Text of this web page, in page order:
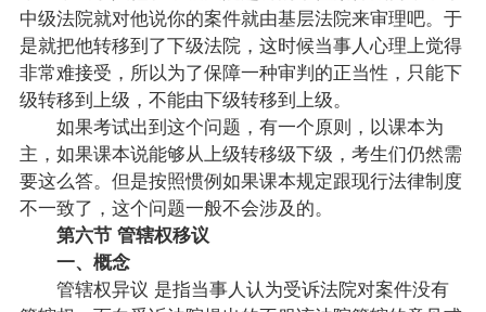
中级法院就对他说你的案件就由基层法院来审理吧。于
是就把他转移到了下级法院，这时候当事人心理上觉得
非常难接受，所以为了保障一种审判的正当性，只能下
级转移到上级，不能由下级转移到上级。
如果考试出到这个问题，有一个原则，以课本为
主，如果课本说能够从上级转移级下级，考生们仍然需
要这么答。但是按照惯例如果课本规定跟现行法律制度
不一致了，这个问题一般不会涉及的。
第六节 管辖权移议
一、概念
管辖权异议 是指当事人认为受诉法院对案件没有